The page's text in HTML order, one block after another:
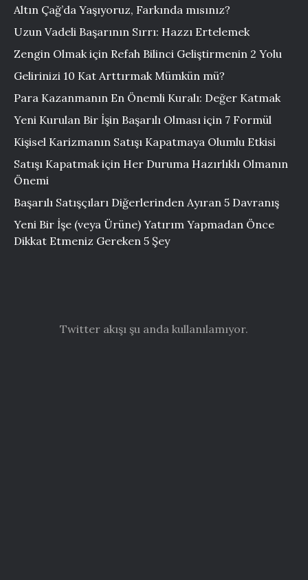
Altın Çağ’da Yaşıyoruz, Farkında mısınız?
Uzun Vadeli Başarının Sırrı: Hazzı Ertelemek
Zengin Olmak için Refah Bilinci Geliştirmenin 2 Yolu
Gelirinizi 10 Kat Arttırmak Mümkün mü?
Para Kazanmanın En Önemli Kuralı: Değer Katmak
Yeni Kurulan Bir İşin Başarılı Olması için 7 Formül
Kişisel Karizmanın Satışı Kapatmaya Olumlu Etkisi
Satışı Kapatmak için Her Duruma Hazırlıklı Olmanın
Önemi
Başarılı Satışçıları Diğerlerinden Ayıran 5 Davranış
Yeni Bir İşe (veya Ürüne) Yatırım Yapmadan Önce
Dikkat Etmeniz Gereken 5 Şey
Twitter akışı şu anda kullanılamıyor.